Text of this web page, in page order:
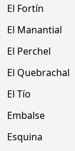
El Fortín
El Manantial
El Perchel
El Quebrachal
El Tío
Embalse
Esquina